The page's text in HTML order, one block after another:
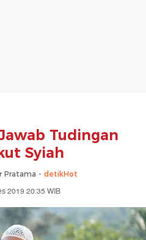
Tudingan
Syiah
Pratama - detikHot
2019 20:35 WIB